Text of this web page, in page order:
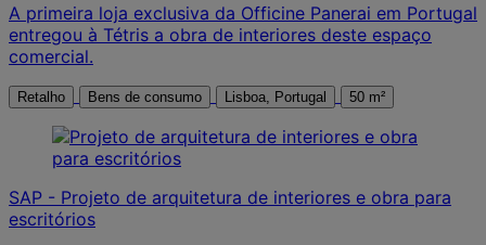
A primeira loja exclusiva da Officine Panerai em Portugal
entregou à Tétris a obra de interiores deste espaço
comercial.
Retalho Bens de consumo Lisboa, Portugal 50 m²
SAP - Projeto de arquitetura de interiores e obra para
escritórios